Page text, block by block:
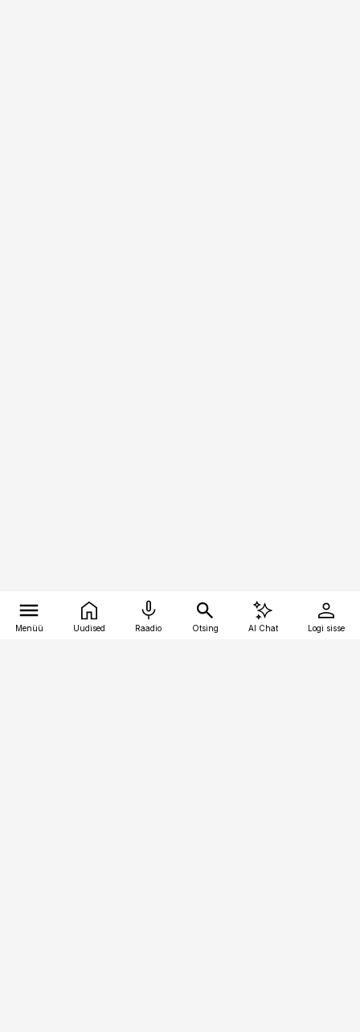
Menüü Uudised Raadio Otsing AI Chat Logi sisse